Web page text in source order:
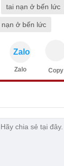
tai nạn ở bến lức
ở bến lức
Zalo
Zalo Copy